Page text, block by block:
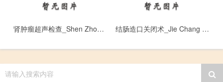
肾肿瘤超声检查_Shen Zhong Liu Chao Sheng Jian Cha 结肠造口关闭术_Jie Chang Zao Kou Guan Bi Shu
请输入搜索内容